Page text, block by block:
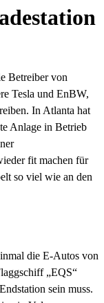
Betreiber von
Tesla und EnBW,
In Atlanta hat
Anlage in Betrieb
fit machen für
so viel wie an den
die E-Autos von
„EQS“
sein muss.